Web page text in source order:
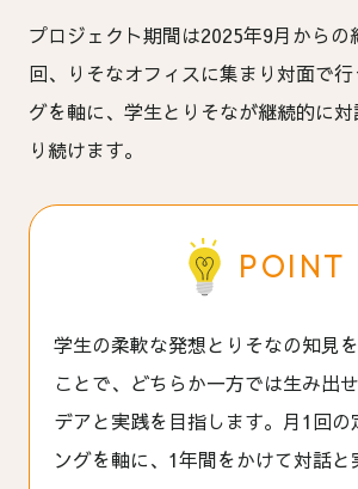
プロジェクト期間は2025年9月からの
回、りそなオフィスに集まり対面で
グを軸に、学生とりそなが継続的に
り続けます。
POINT
学生の柔軟な発想とりそなの知見
ことで、どちらか一方では生み出
デアと実践を目指します。月1回の
ングを軸に、1年間をかけて対話